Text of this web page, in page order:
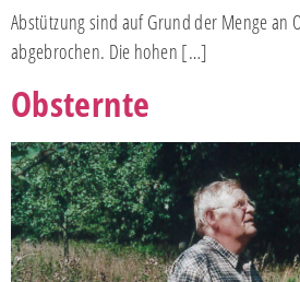
Abstützung sind auf Grund der Menge an
abgebrochen. Die hohen […]
Obsternte